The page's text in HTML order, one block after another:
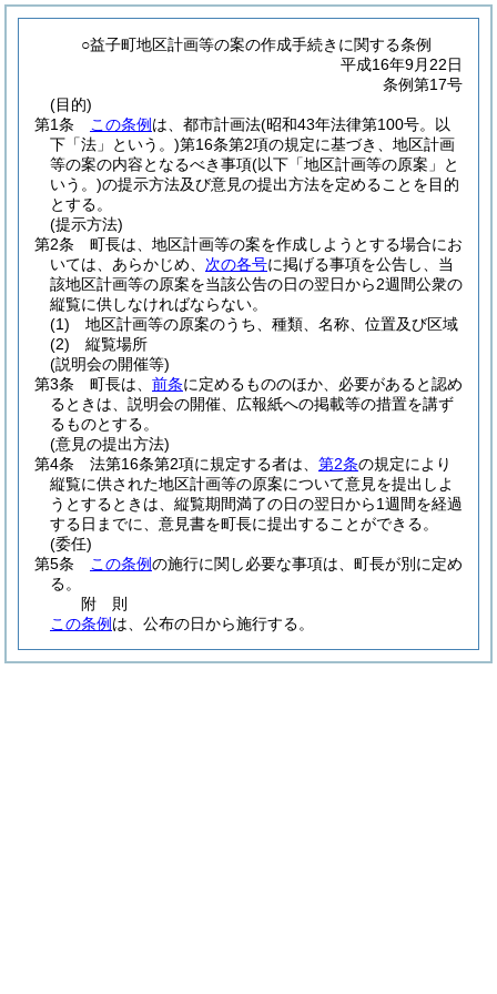
○益子町地区計画等の案の作成手続きに関する条例
平成16年9月22日
条例第17号
(目的)
第1条
この条例 は、都市計画法(昭和43年法律第100号。以
下「法」という。)第16条第2項の規定に基づき、地区計画
等の案の内容となるべき事項(以下「地区計画等の原案」と
いう。)の提示方法及び意見の提出方法を定めることを目的
とする。
(提示方法)
第2条
町長は、地区計画等の案を作成しようとする場合にお
いては、あらかじめ、 次の各号に掲げる事項を公告し、当
該地区計画等の原案を当該公告の日の翌日から2週間公衆の
縦覧に供しなければならない。
(1)
地区計画等の原案のうち、種類、名称、位置及び区域
(2)
縦覧場所
(説明会の開催等)
第3条
町長は、 前条に定めるもののほか、必要があると認め
るときは、説明会の開催、広報紙への掲載等の措置を講ず
るものとする。
(意見の提出方法)
第4条
法第16条第2項に規定する者は、 第2条の規定により
縦覧に供された地区計画等の原案について意見を提出しよ
うとするときは、縦覧期間満了の日の翌日から1週間を経過
する日までに、意見書を町長に提出することができる。
(委任)
第5条
この条例の施行に関し必要な事項は、町長が別に定め
る。
附 則
この条例 は、公布の日から施行する。